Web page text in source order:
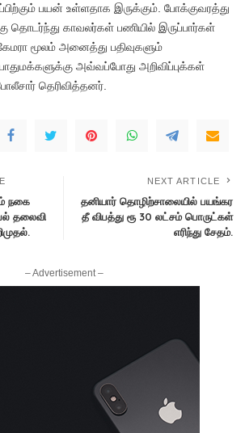
பயன் உள்ளதாக இருக்கும். போக்குவரத்து
தொடர்ந்து காவலர்கள் பணியில் இருப்பார்கள்
மூலம் அனைத்து பதிவுகளும்
அவ்வப்போது அறிவிப்புக்கள்
தெரிவித்தனர்.
நகை
தலைவி
NEXT ARTICLE
தனியார் தொழிற்சாலையில் பயங்கர
தீ விபத்து ரூ 30 லட்சம் பொருட்கள்
எரிந்து சேதம்.
– Advertisement –